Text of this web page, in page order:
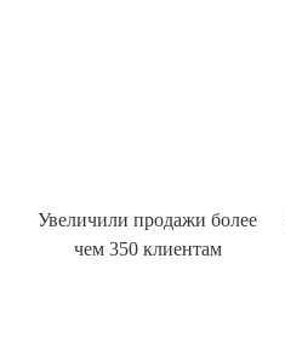
Увеличили продажи более
чем 350 клиентам